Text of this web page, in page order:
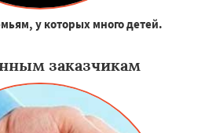
у которых много детей.
заказчикам